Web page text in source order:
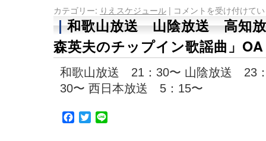
カテゴリー: りえスケジュール | コメントを受け付けて
和歌山放送 山陰放送 高知
森英夫のチップイン歌謡曲」OA
和歌山放送 21：30〜 山陰放送 23
30〜 西日本放送 5：15〜
Facebook
Twitter